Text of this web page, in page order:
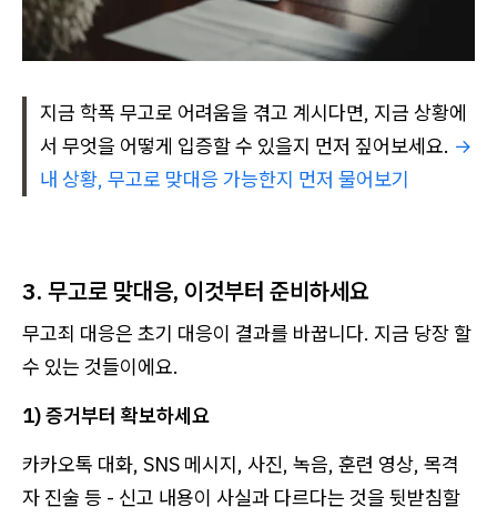
지금 학폭 무고로 어려움을 겪고 계시다면, 지금 상황에
서 무엇을 어떻게 입증할 수 있을지 먼저 짚어보세요. →
내 상황, 무고로 맞대응 가능한지 먼저 물어보기
3. 무고로 맞대응, 이것부터 준비하세요
무고죄 대응은 초기 대응이 결과를 바꿉니다. 지금 당장 할
수 있는 것들이에요.
1) 증거부터 확보하세요
카카오톡 대화, SNS 메시지, 사진, 녹음, 훈련 영상, 목격
자 진술 등 - 신고 내용이 사실과 다르다는 것을 뒷받침할